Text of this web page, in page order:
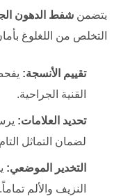
يتضمن شفط الدهون
التخلص من اللغلوغ
تقييم الأنسجة:
القنية الجراحية.
تحديد العلامات:
لضمان التماثل
التخدير الموضعي:
النزيف والألم تماماً.